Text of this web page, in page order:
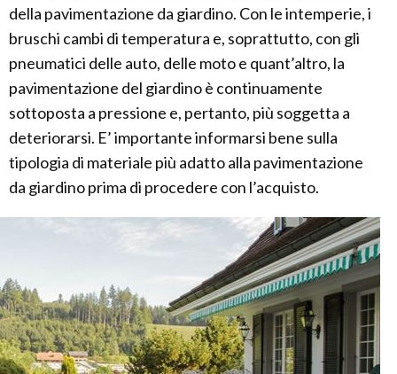
della pavimentazione da giardino. Con le intemperie, i
bruschi cambi di temperatura e, soprattutto, con gli
pneumatici delle auto, delle moto e quant’altro, la
pavimentazione del giardino è continuamente
sottoposta a pressione e, pertanto, più soggetta a
deteriorarsi. E’ importante informarsi bene sulla
tipologia di materiale più adatto alla pavimentazione
da giardino prima di procedere con l’acquisto.